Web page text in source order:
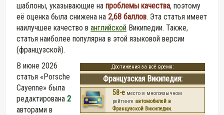
шаблоны, указывающие на проблемы качества, поэтому
её оценка была снижена на 2,68 баллов. Эта статья имеет
наилучшее качество в английской Википедии. Также,
статья наиболее популярна в этой языковой версии
(французской).
Достижения за всё время:
Французская Википедия:
58-е место в многоязычном
рейтинге автомобилей в
Французской Википедии
В июне 2026
статья «Porsche
Cayenne» была
редактирована 2
авторами в